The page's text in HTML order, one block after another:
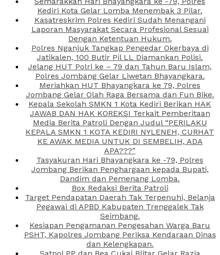
Kediri Kota Gelar Lomba Menembak 3 Pilar.
Kasatreskrim Polres Kediri Sudah Menangani
Laporan Masyarakat Secara Profesional Sesuai
Dengan Ketentuan Hukum.
Polres Nganjuk Tangkap Pengedar Okerbaya di
Jatikalen, 100 Butir Pil LL Diamankan Polisi.
Jelang HUT Polri ke – 79 dan Tahun Baru Islam,
Polres Jombang Gelar Liwetan Bhayangkara.
Meriahkan HUT Bhayangkara ke 79, Polres
Jombang Gelar Olah Raga Bersama dan Fun Bike.
Kepala Sekolah SMKN 1 Kota Kediri Berikan HAK
JAWAB DAN HAK KOREKSI Terkait Pemberitaan
Media Berita Patroli Dengan Judul “PERILAKU
KEPALA SMKN 1 KOTA KEDIRI NYLENEH, CURHAT
KE AWAK MEDIA UNTUK DI SEMBELIH, ADA
APA???”
Tasyakuran Hari Bhayangkara ke -79, Polres
Jombang Berikan Penghargaan kepada Bupati,
Dandim dan Pemenang Lomba.
Box Redaksi Berita Patroli
Target Pendapatan Daerah Tak Terpenuhi, Belanja
Pegawai di APBD Kabupaten Trenggalek Tak
Seimbang.
Kesiapan Pengamanan Pengesahan Warga Baru
PSHT, Kapolres Jombang Periksa Kendaraan Dinas
dan Kelengkapan.